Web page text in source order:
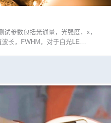
试参数包括光通量，光强度，x，
长，FWHM，对于白光LE…